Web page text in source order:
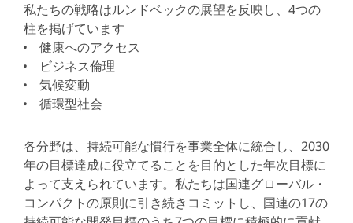
私たちの戦略はルンドベックの展望を反映し、4つの
柱を掲げています
健康へのアクセス
ビジネス倫理
気候変動
循環型社会
各分野は、持続可能な慣行を事業全体に統合し、2030
年の目標達成に役立てることを目的とした年次目標に
よって支えられています。私たちは国連グローバル・
コンパクトの原則に引き続きコミットし、国連の17の